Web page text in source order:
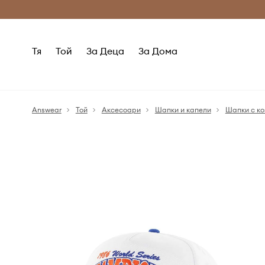
Тя Той За Деца За Дома
Answear Той Аксесоари Шапки и капели Шапки с